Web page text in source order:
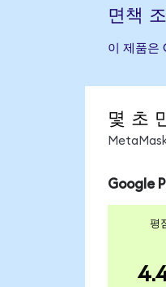
면책
이 제품은
몇 초
Google
평